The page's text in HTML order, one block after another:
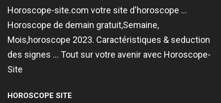
Horoscope-site.com votre site d'horoscope ...
Horoscope de demain gratuit,Semaine,
Mois,horoscope 2023. Caractéristiques & seduction
des signes ... Tout sur votre avenir avec Horoscope-
Site
HOROSCOPE SITE